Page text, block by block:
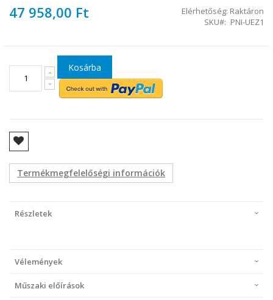
47 958,00 Ft Elérhetőség: Raktáron
SKU
PNI-UEZ1
Kosárba
Termékmegfelelőségi információk
Részletek
Vélemények
Műszaki előírások